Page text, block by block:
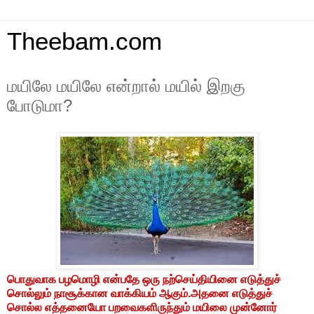
Theebam.com
மயிலே மயிலே என்றால் மயில் இறகு
போடுமா?
பொதுவாக பழமொழி என்பதே ஒரு நற்செய்தியினை எடுத்துச்
சொல்லும் நாசூக்கான வாக்கியம் ஆகும்.அதனை எடுத்துச்
சொல்ல எத்தனையோ பறவைகளிருந்தும் மயிலை முன்னோர்